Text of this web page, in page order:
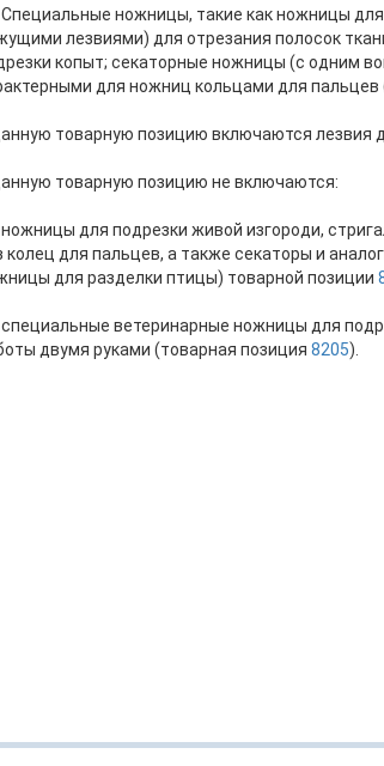
ножницы, такие как ножницы
лезвиями) для отрезания полосок
копыт; секаторные ножницы (с одним
для ножниц кольцами для пальцев
товарную позицию включаются лезвия
товарную позицию не включаются:
для подрезки живой изгороди,
колец для пальцев, а также секаторы и
для разделки птицы) товарной позиции
ветеринарные ножницы для
двумя руками (товарная позиция 8205).